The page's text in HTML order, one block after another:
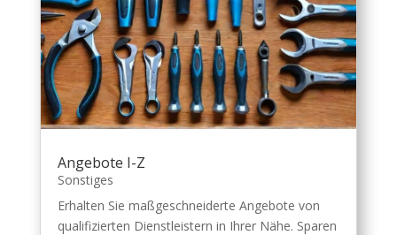
Angebote I-Z
Sonstiges
Erhalten Sie maßgeschneiderte Angebote von
qualifizierten Dienstleistern in Ihrer Nähe. Sparen